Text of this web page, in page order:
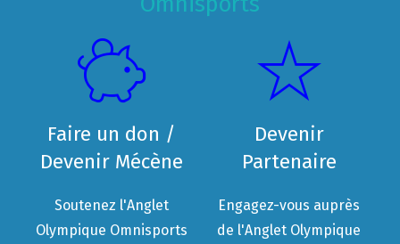
Faire un don /
Devenir Mécène
Soutenez l'Anglet
Olympique Omnisports
Devenir
Partenaire
Engagez-vous auprès
de l'Anglet Olympique